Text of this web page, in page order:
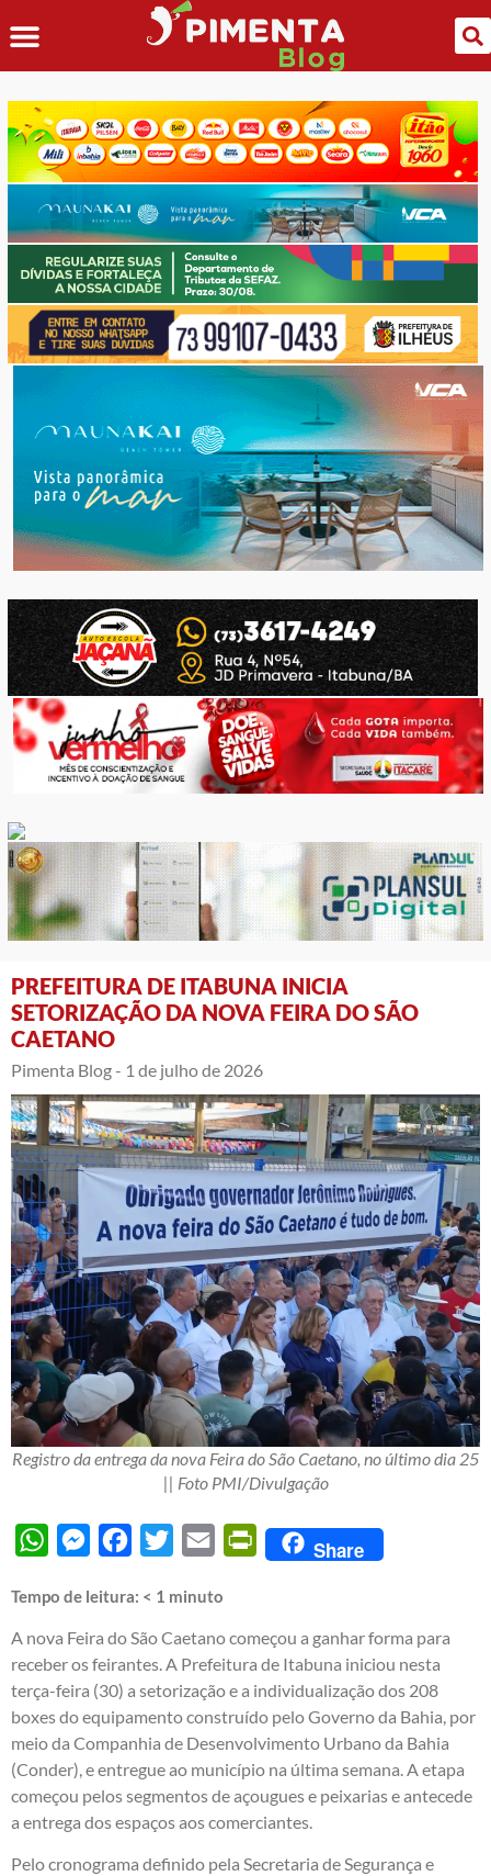
PREFEITURA DE ITABUNA INICIA
SETORIZAÇÃO DA NOVA FEIRA DO SÃO
CAETANO
Pimenta Blog - 1 de julho de 2026
Registro da entrega da nova Feira do São Caetano, no último dia 25
|| Foto PMI/Divulgação
WhatsAppMessengerFacebook
Twitter Email PrintFriendly
Share
Tempo de leitura: < 1 minuto
A nova Feira do São Caetano começou a ganhar forma para
receber os feirantes. A Prefeitura de Itabuna iniciou nesta
terça-feira (30) a setorização e a individualização dos 208
boxes do equipamento construído pelo Governo da Bahia, por
meio da Companhia de Desenvolvimento Urbano da Bahia
(Conder), e entregue ao município na última semana. A etapa
começou pelos segmentos de açougues e peixarias e antecede
a entrega dos espaços aos comerciantes.
Pelo cronograma definido pela Secretaria de Segurança e